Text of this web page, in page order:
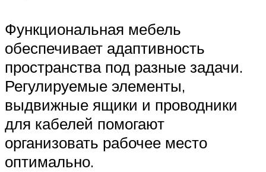
Функциональная мебель
обеспечивает адаптивность
пространства под разные задачи.
Регулируемые элементы,
выдвижные ящики и проводники
для кабелей помогают
организовать рабочее место
оптимально.